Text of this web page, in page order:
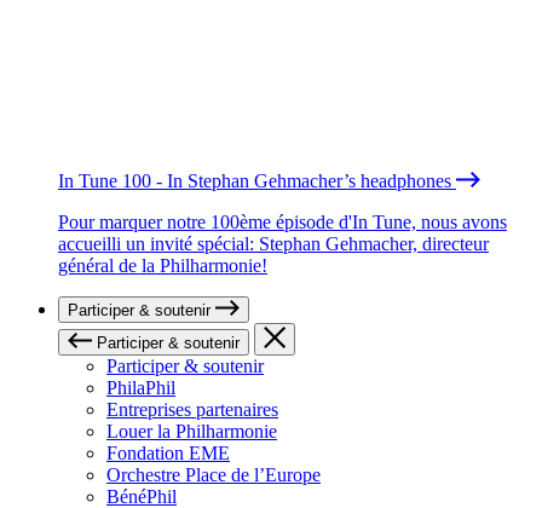
In Tune 100 - In Stephan Gehmacher’s headphones
Pour marquer notre 100ème épisode d'In Tune, nous avons
accueilli un invité spécial: Stephan Gehmacher, directeur
général de la Philharmonie!
Participer & soutenir
Participer & soutenir
Participer & soutenir
PhilaPhil
Entreprises partenaires
Louer la Philharmonie
Fondation EME
Orchestre Place de l’Europe
BénéPhil